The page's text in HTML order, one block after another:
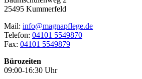
25495 Kummerfeld
Mail: info@magnapflege.de
Telefon: 04101 5549870
Fax: 04101 5549879
Bürozeiten
09:00-16:30 Uhr